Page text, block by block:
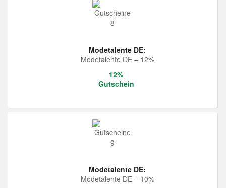
Modetalente DE:
Modetalente DE – 12%
12%
Gutschein
Modetalente DE:
Modetalente DE – 10%